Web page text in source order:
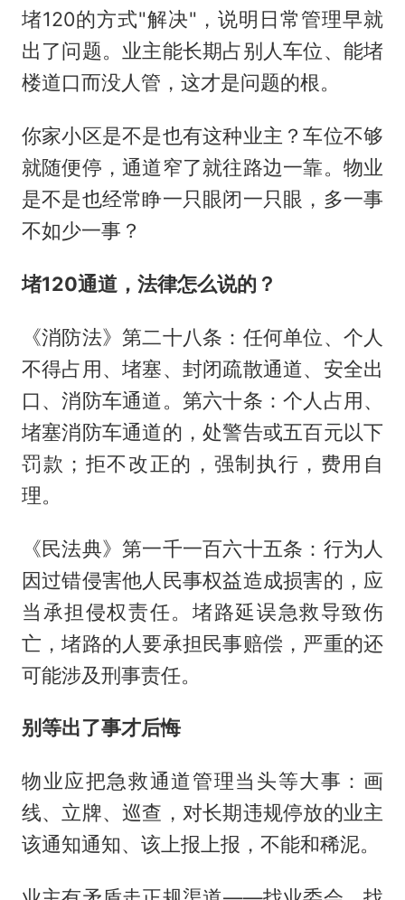
堵120的方式"解决"，说明日常管理早就
出了问题。业主能长期占别人车位、能堵
楼道口而没人管，这才是问题的根。
你家小区是不是也有这种业主？车位不够
就随便停，通道窄了就往路边一靠。物业
是不是也经常睁一只眼闭一只眼，多一事
不如少一事？
堵120通道，法律怎么说的？
《消防法》第二十八条：任何单位、个人
不得占用、堵塞、封闭疏散通道、安全出
口、消防车通道。第六十条：个人占用、
堵塞消防车通道的，处警告或五百元以下
罚款；拒不改正的，强制执行，费用自
理。
《民法典》第一千一百六十五条：行为人
因过错侵害他人民事权益造成损害的，应
当承担侵权责任。堵路延误急救导致伤
亡，堵路的人要承担民事赔偿，严重的还
可能涉及刑事责任。
别等出了事才后悔
物业应把急救通道管理当头等大事：画
线、立牌、巡查，对长期违规停放的业主
该通知通知、该上报上报，不能和稀泥。